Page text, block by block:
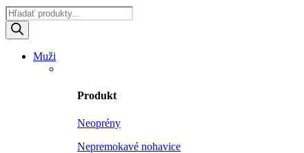
Products
search
Muži
Produkt
Neoprény
Nepremokavé nohavice